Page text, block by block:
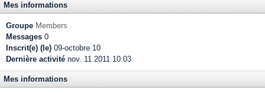
Mes informations
Groupe Members
Messages 0
Inscrit(e) (le) 09-octobre 10
Dernière activité nov. 11 2011 10:03
Mes informations